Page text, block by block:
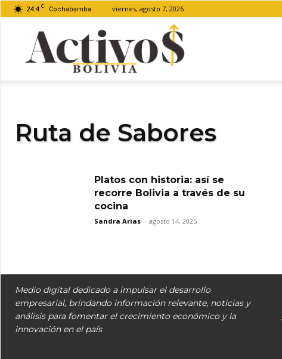
24.4 C Cochabamba viernes, agosto 7, 2026
Ruta de Sabores
Platos con historia: así se
recorre Bolivia a través de su
cocina
Sandra Arias - agosto 14, 2025
Medio digital dedicado a impulsar el desarrollo
empresarial, brindando información relevante, noticias y
análisis para fomentar el crecimiento económico y la
innovación en el país